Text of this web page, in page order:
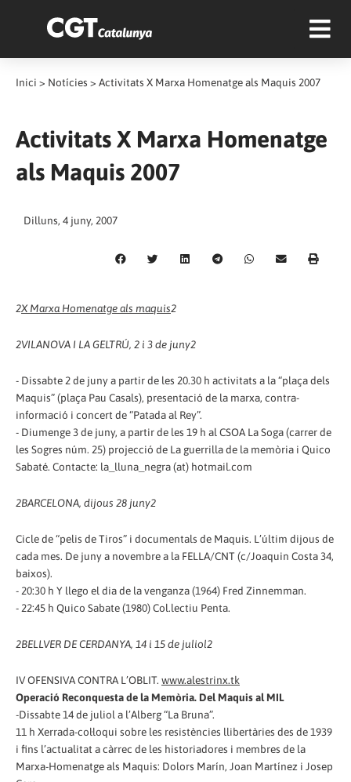
Inici > Notícies > Activitats X Marxa Homenatge als Maquis 2007
Activitats X Marxa Homenatge
als Maquis 2007
Dilluns, 4 juny, 2007
2X Marxa Homenatge als maquis2
2VILANOVA I LA GELTRÚ, 2 i 3 de juny2
- Dissabte 2 de juny a partir de les 20.30 h activitats a la “plaça dels
Maquis” (plaça Pau Casals), presentació de la marxa, contra-
informació i concert de “Patada al Rey”.
- Diumenge 3 de juny, a partir de les 19 h al CSOA La Soga (carrer de
les Sogres núm. 25) projecció de La guerrilla de la memòria i Quico
Sabaté. Contacte: la_lluna_negra (at) hotmail.com
2BARCELONA, dijous 28 juny2
Cicle de “pelis de Tiros” i documentals de Maquis. L’últim dijous de
cada mes. De juny a novembre a la FELLA/CNT (c/Joaquin Costa 34,
baixos).
- 20:30 h Y llego el dia de la venganza (1964) Fred Zinnemman.
- 22:45 h Quico Sabate (1980) Col.lectiu Penta.
2BELLVER DE CERDANYA, 14 i 15 de juliol2
IV OFENSIVA CONTRA L’OBLIT. www.alestrinx.tk
Operació Reconquesta de la Memòria. Del Maquis al MIL
-Dissabte 14 de juliol a l’Alberg “La Bruna”.
11 h Xerrada-col·loqui sobre les resistències llibertàries des de 1939
i fins l’actualitat a càrrec de les historiadores i membres de la
Marxa-Homenatge als Maquis: Dolors Marín, Joan Martínez i Josep